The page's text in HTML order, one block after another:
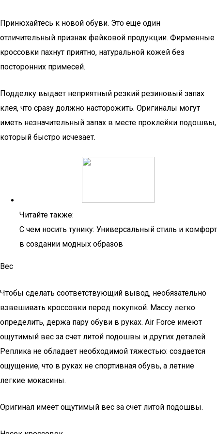
Принюхайтесь к новой обуви. Это еще один
отличительный признак фейковой продукции. Фирменные
кроссовки пахнут приятно, натуральной кожей без
посторонних примесей.
Подделку выдает неприятный резкий резиновый запах
клея, что сразу должно насторожить. Оригиналы могут
иметь незначительный запах в месте проклейки подошвы,
который быстро исчезает.
Читайте также:
С чем носить тунику: Универсальный стиль и комфорт
в создании модных образов
Вес
Чтобы сделать соответствующий вывод, необязательно
взвешивать кроссовки перед покупкой. Массу легко
определить, держа пару обуви в руках. Air Force имеют
ощутимый вес за счет литой подошвы и других деталей.
Реплика не обладает необходимой тяжестью: создается
ощущение, что в руках не спортивная обувь, а летние
легкие мокасины.
Оригинал имеет ощутимый вес за счет литой подошвы.